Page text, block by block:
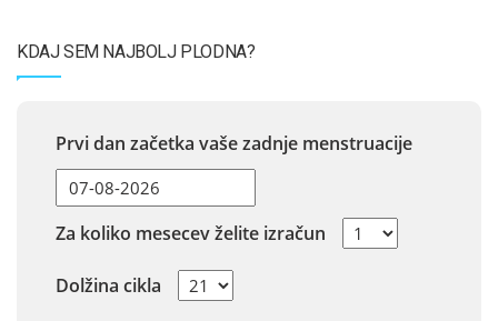
KDAJ SEM NAJBOLJ PLODNA?
Prvi dan začetka vaše zadnje menstruacije
Za koliko mesecev želite izračun
Dolžina cikla